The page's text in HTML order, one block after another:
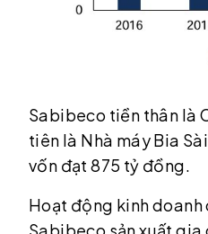
Sabibeco tiền thân là
tiên là Nhà máy Bia
vốn đạt 875 tỷ đồng.
Hoạt động kinh doanh
Sabibeco sản xuất gia